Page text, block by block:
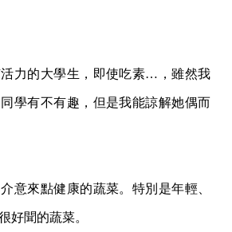
力的大學生，即使吃素…，雖然我
學有不有趣，但是我能諒解她偶而
意來點健康的蔬菜。特別是年輕、
好聞的蔬菜。